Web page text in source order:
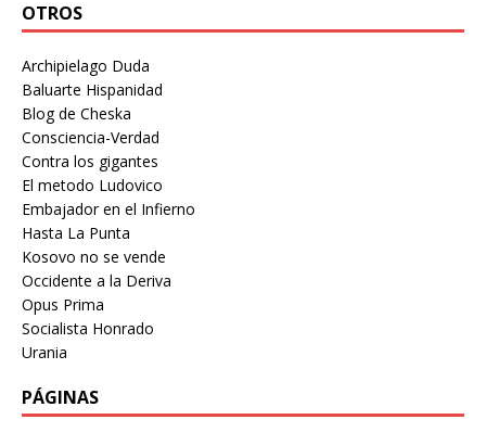
OTROS
Archipielago Duda
Baluarte Hispanidad
Blog de Cheska
Consciencia-Verdad
Contra los gigantes
El metodo Ludovico
Embajador en el Infierno
Hasta La Punta
Kosovo no se vende
Occidente a la Deriva
Opus Prima
Socialista Honrado
Urania
PÁGINAS